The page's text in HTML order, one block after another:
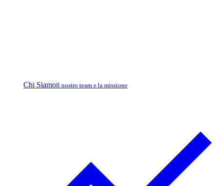
Chi SiamoIl nostro team e la missione